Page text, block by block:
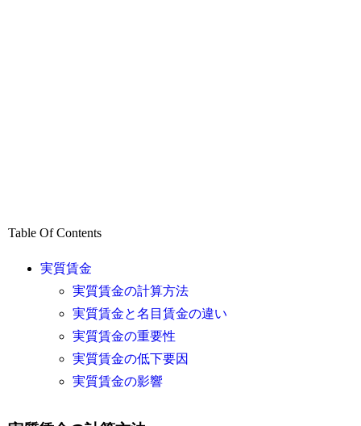
Table Of Contents
実質賃金
実質賃金の計算方法
実質賃金と名目賃金の違い
実質賃金の重要性
実質賃金の低下要因
実質賃金の影響